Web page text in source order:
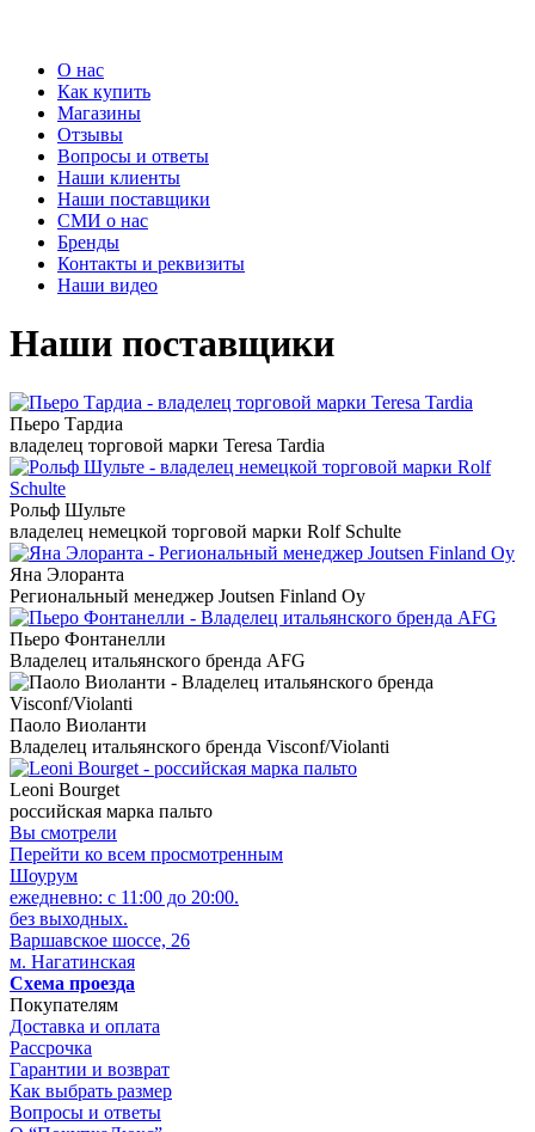
О нас
Как купить
Магазины
Отзывы
Вопросы и ответы
Наши клиенты
Наши поставщики
СМИ о нас
Бренды
Контакты и реквизиты
Наши видео
Наши поставщики
Пьеро Тардиа
владелец торговой марки Teresa Tardia
Рольф Шульте
владелец немецкой торговой марки Rolf Schulte
Яна Элоранта
Региональный менеджер Joutsen Finland Oy
Пьеро Фонтанелли
Владелец итальянского бренда AFG
Паоло Виоланти
Владелец итальянского бренда Visconf/Violanti
Leoni Bourget
российская марка пальто
Вы смотрели
Перейти ко всем просмотренным
Шоурум
ежедневно: с 11:00 до 20:00.
без выходных.
Варшавское шоссе, 26
м. Нагатинская
Схема проезда
Покупателям
Доставка и оплата
Рассрочка
Гарантии и возврат
Как выбрать размер
Вопросы и ответы